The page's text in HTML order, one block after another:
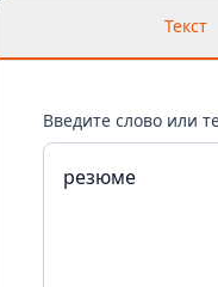
Текст
Введите слово или